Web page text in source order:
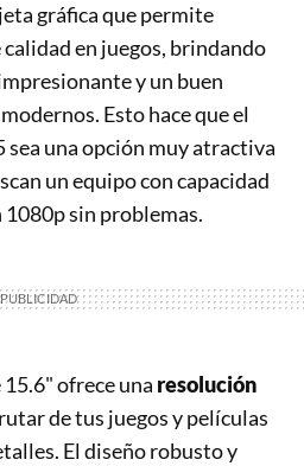
gráfica que permite
en juegos, brindando
y un buen
Esto hace que el
sea una opción muy atractiva
un equipo con capacidad
1080p sin problemas.
ofrece una resolución
de tus juegos y películas
El diseño robusto y